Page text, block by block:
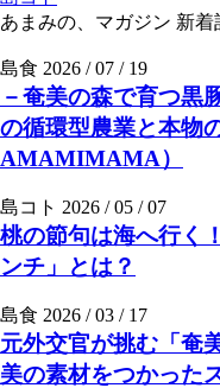
あまみの、マガジン 新着
島食 2026 / 07 / 19
－奄美の森で育つ黒
の循環型農業と本物
AMAMIMAMA）
島コト 2026 / 05 / 07
桃の節句は海へ行く
ンチ」とは？
島食 2026 / 03 / 17
元外交官が挑む「奄
美の素材をつかった